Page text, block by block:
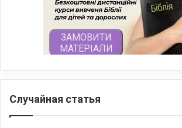
Случайная статья